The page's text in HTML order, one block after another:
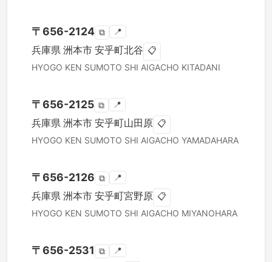
〒656-2124 ⧉ 📍
兵庫県 洲本市 安乎町北谷 📋
HYOGO KEN SUMOTO SHI AIGACHO KITADANI
〒656-2125 ⧉ 📍
兵庫県 洲本市 安乎町山田原 📋
HYOGO KEN SUMOTO SHI AIGACHO YAMADAHARA
〒656-2126 ⧉ 📍
兵庫県 洲本市 安乎町宮野原 📋
HYOGO KEN SUMOTO SHI AIGACHO MIYANOHARA
〒656-2531 ⧉ 📍